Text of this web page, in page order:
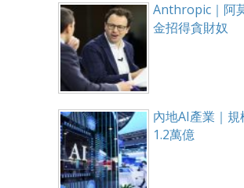
Anthropic｜阿
金招得貪財奴
內地AI產業｜規
1.2萬億